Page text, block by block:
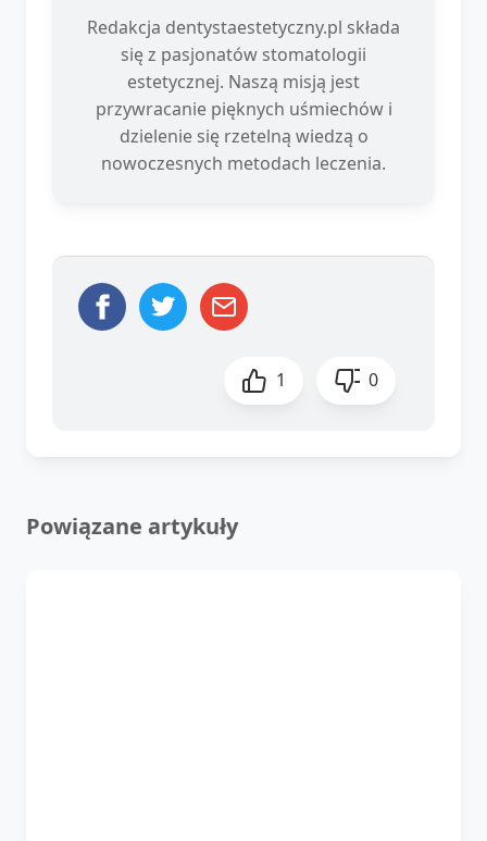
Redakcja dentystaestetyczny.pl składa
się z pasjonatów stomatologii
estetycznej. Naszą misją jest
przywracanie pięknych uśmiechów i
dzielenie się rzetelną wiedzą o
nowoczesnych metodach leczenia.
1 0
Powiązane artykuły